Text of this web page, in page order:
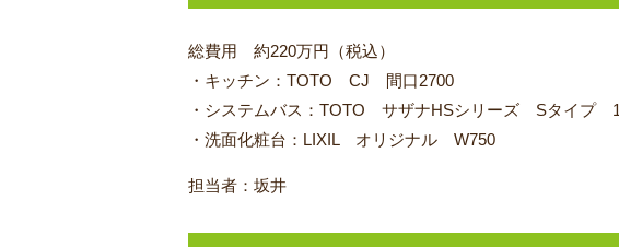
総費用 約220万円（税込）
・キッチン：TOTO CJ 間口2700
・システムバス：TOTO サザナHSシリーズ Sタイプ
・洗面化粧台：LIXIL オリジナル W750
担当者：坂井